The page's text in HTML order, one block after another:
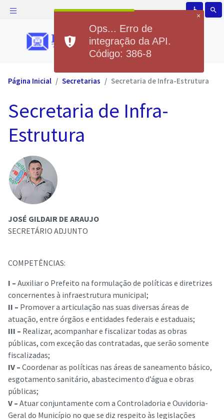
accessible search
Página Inicial Secretarias Secretaria de Infra-Estrutura
Secretaria de Infra-
Estrutura
JOSÉ GILDAIR DE ARAUJO
SECRETÁRIO ADJUNTO
COMPETÊNCIAS:
I – Auxiliar o Prefeito na formulação de políticas e diretrizes
concernentes à infraestrutura municipal;
II – Promover a articulação nas suas diversas áreas de
atuação, entre órgãos e entidades federais e estaduais;
III – Realizar, acompanhar e fiscalizar todas as obras
públicas, com exceção das contratadas, que serão somente
fiscalizadas;
IV – Coordenar as políticas nas áreas de saneamento básico,
esgotamento sanitário, abastecimento d’água e obras
públicas;
V – Atuar conjuntamente com a Controladoria e Ouvidoria-
Geral do Município no que se diz respeito às legislações
×
Ops... Erro de
integração da API.
Código: 386-8